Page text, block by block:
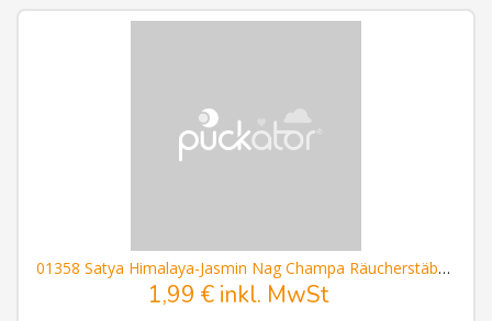
01358 Satya Himalaya-Jasmin Nag Champa Räucherstäbchen
1,99 € inkl. MwSt